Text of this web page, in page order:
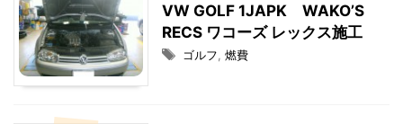
VW GOLF 1JAPK WAKO’S
RECS ワコーズ レックス施工
ゴルフ 燃費